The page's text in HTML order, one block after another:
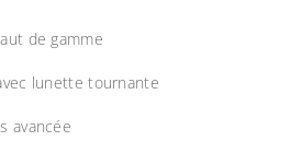
de gamme
lunette tournante
avancée